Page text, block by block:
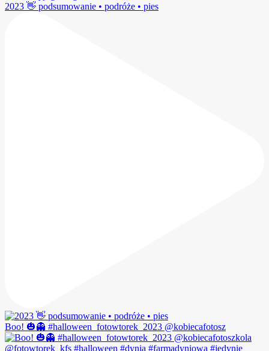
2023 👋 podsumowanie • podróże • pies
Boo! 🎃👻 #halloween_fotowtorek_2023 @kobiecafotosz